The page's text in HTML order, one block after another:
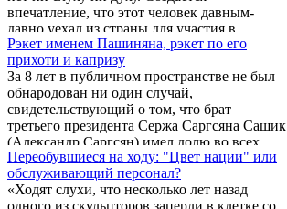
планировала воплотить в действие. Речь
шла о развитии ключевых отраслей
хозяйства, что, разумеется, противоречит ...
впечатление, что этот человек давным-
давно уехал из страны для участия в
очередном бессмысленном саммите «стран,
не имеющих доступа к морю», или на
форуме, посвященном защите патагонских
пингвинов, но потерялся там и так и не
вернулся.
Рэкет именем Пашиняна, рэкет по его
прихоти и капризу
За 8 лет в публичном пространстве не был
обнародован ни один случай,
свидетельствующий о том, что брат
третьего президента Сержа Саргсяна Сашик
(Александр Саргсян) имел долю во всех
крупных бизнесах страны по принципу 50
на 50. С этим лозунгом Пашинян пришел к
власти, однако уже на заре его премьерства
Переобувшиеся на ходу: "Цвет нации" или
обслуживающий персонал?
«Ходят слухи, что несколько лет назад
одного из скульпторов заперли в клетке со